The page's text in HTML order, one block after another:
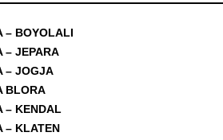
– BOYOLALI
– JEPARA
– JOGJA
BLORA
– KENDAL
– KLATEN